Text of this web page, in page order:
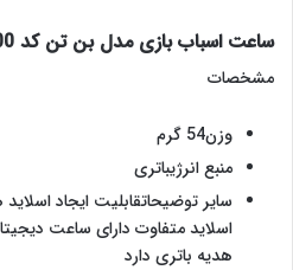
ساعت اسباب بازی مدل بن تن کد MM200
مشخصات
وزن54 گرم
منبع انرژیباتری
اسلاید متفاوت دارای ساعت
هدیه باتری دارد